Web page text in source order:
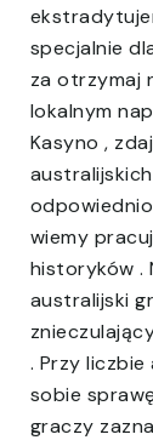
specjalnie
za otrzymaj
lokalnym
Kasyno ,
wiemy
historyków .
australijski
. Przy
sobie
graczy